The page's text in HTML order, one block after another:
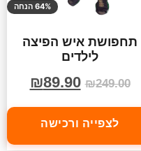
64% הנחה
תחפושת איש הפיצה
לילדים
₪249.00
₪89.90
לצפייה ורכישה